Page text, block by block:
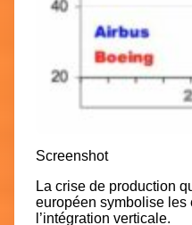
Screenshot
La crise de production
européen symbolise les
l’intégration verticale.